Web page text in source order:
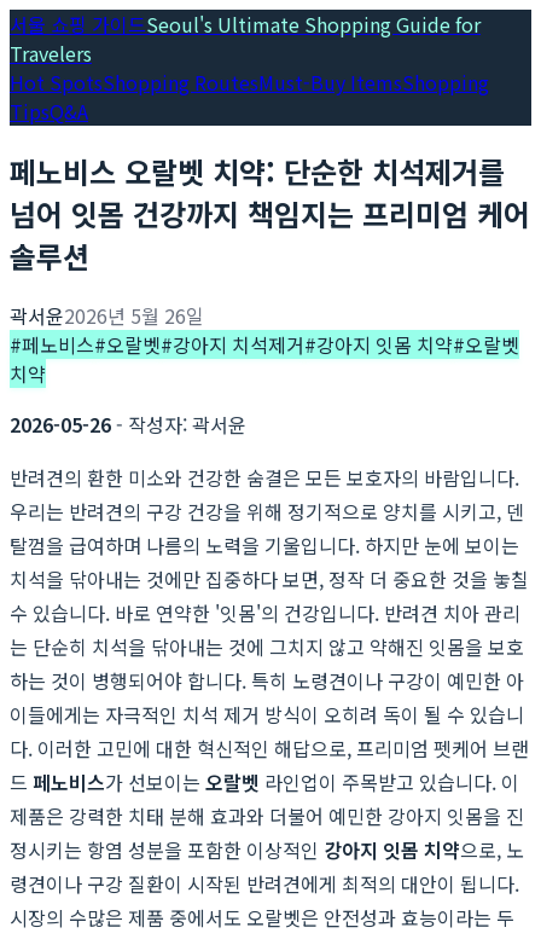
서울 쇼핑 가이드Seoul's Ultimate Shopping Guide for
Travelers
Hot SpotsShopping RoutesMust-Buy ItemsShopping
TipsQ&A
페노비스 오랄벳 치약: 단순한 치석제거를
넘어 잇몸 건강까지 책임지는 프리미엄 케어
솔루션
곽서윤2026년 5월 26일
#페노비스#오랄벳#강아지 치석제거#강아지 잇몸 치약#오랄벳
치약
2026-05-26- 작성자: 곽서윤
반려견의 환한 미소와 건강한 숨결은 모든 보호자의 바람입니다.
우리는 반려견의 구강 건강을 위해 정기적으로 양치를 시키고, 덴
탈껌을 급여하며 나름의 노력을 기울입니다. 하지만 눈에 보이는
치석을 닦아내는 것에만 집중하다 보면, 정작 더 중요한 것을 놓칠
수 있습니다. 바로 연약한 '잇몸'의 건강입니다. 반려견 치아 관리
는 단순히 치석을 닦아내는 것에 그치지 않고 약해진 잇몸을 보호
하는 것이 병행되어야 합니다. 특히 노령견이나 구강이 예민한 아
이들에게는 자극적인 치석 제거 방식이 오히려 독이 될 수 있습니
다. 이러한 고민에 대한 혁신적인 해답으로, 프리미엄 펫케어 브랜
드 페노비스가 선보이는 오랄벳 라인업이 주목받고 있습니다. 이
제품은 강력한 치태 분해 효과와 더불어 예민한 강아지 잇몸을 진
정시키는 항염 성분을 포함한 이상적인 강아지 잇몸 치약으로, 노
령견이나 구강 질환이 시작된 반려견에게 최적의 대안이 됩니다.
시장의 수많은 제품 중에서도 오랄벳은 안전성과 효능이라는 두